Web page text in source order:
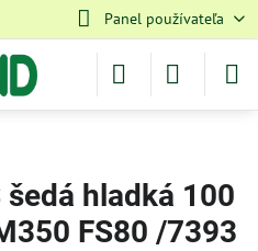
Panel používateľa
hladká 100
FS80 /7393